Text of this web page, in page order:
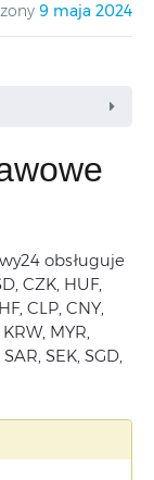
9 maja 2024
obsługuje
CZK, HUF,
CLP, CNY,
MYR,
SEK, SGD,